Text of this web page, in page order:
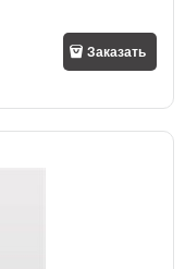
Заказать